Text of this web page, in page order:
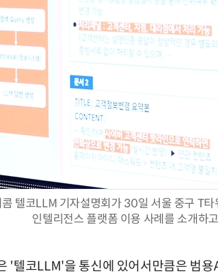
텔코LLM 기자설명회가 30일 서울 중구 T
인텔리전스 플랫폼 이용 사례를 소개
'텔코LLM'을 통신에 있어서만큼은 범
AI Native Enterprise를 지원하는 AI Ready Data 플랫폼 활용 전략